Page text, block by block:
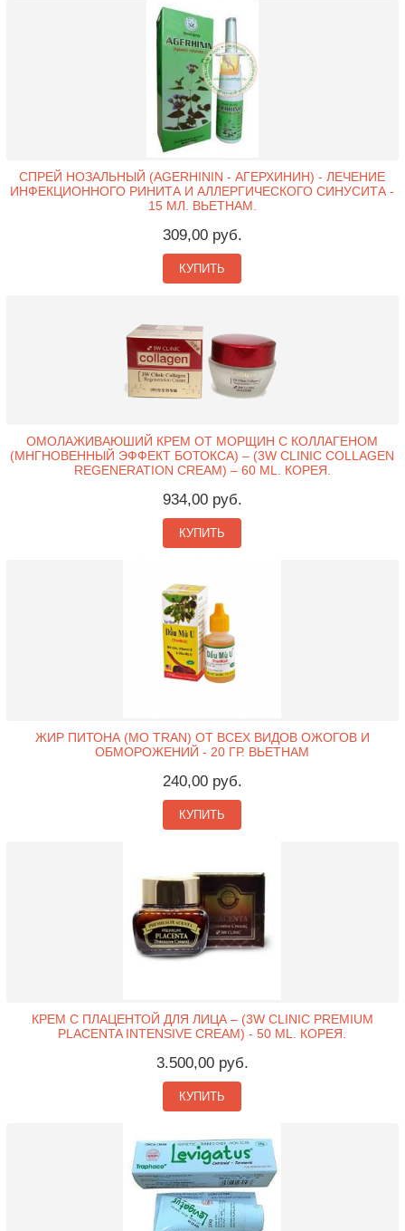
СПРЕЙ НОЗАЛЬНЫЙ (AGERHININ - АГЕРХИНИН) - ЛЕЧЕНИЕ
ИНФЕКЦИОННОГО РИНИТА И АЛЛЕРГИЧЕСКОГО СИНУСИТА -
15 МЛ. ВЬЕТНАМ.
309,00 руб.
КУПИТЬ
ОМОЛАЖИВАЮШИЙ КРЕМ ОТ МОРЩИН С КОЛЛАГЕНОМ
(МНГНОВЕННЫЙ ЭФФЕКТ БОТОКСА) – (3W CLINIC COLLAGEN
REGENERATION CREAM) – 60 ML. КОРЕЯ.
934,00 руб.
КУПИТЬ
ЖИР ПИТОНА (MO TRAN) ОТ ВСЕХ ВИДОВ ОЖОГОВ И
ОБМОРОЖЕНИЙ - 20 ГР. ВЬЕТНАМ
240,00 руб.
КУПИТЬ
КРЕМ С ПЛАЦЕНТОЙ ДЛЯ ЛИЦА – (3W CLINIC PREMIUM
PLACENTA INTENSIVE CREAM) - 50 ML. КОРЕЯ.
3.500,00 руб.
КУПИТЬ